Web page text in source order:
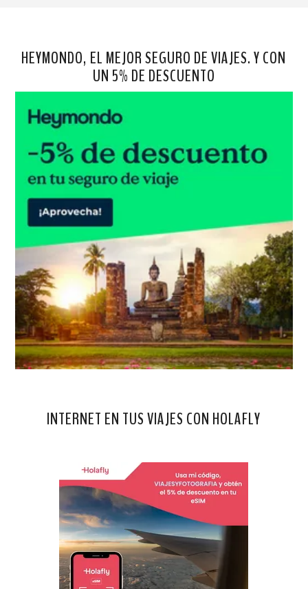
HEYMONDO, EL MEJOR SEGURO DE VIAJES. Y CON
UN 5% DE DESCUENTO
INTERNET EN TUS VIAJES CON HOLAFLY